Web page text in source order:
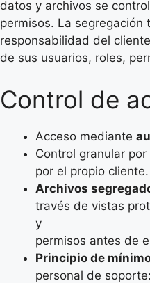
datos y archivos se
permisos. La segregación
responsabilidad del
de sus usuarios, roles,
Control de
Acceso mediante
Control granular por
por el propio cliente.
Archivos
través de vistas
y
permisos antes de
Principio de
personal de